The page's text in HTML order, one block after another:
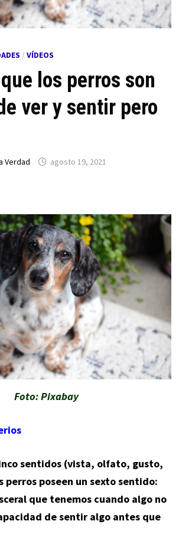
/ VÍDEOS
los perros son
ver y sentir pero
Verdad agosto 19, 2021
Foto: Pixabay
sentidos (vista, olfato, gusto,
poseen un sexto sentido:
que tenemos cuando algo no
de sentir algo antes que